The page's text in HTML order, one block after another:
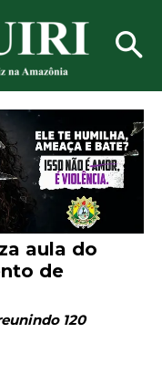
aula do
de
120